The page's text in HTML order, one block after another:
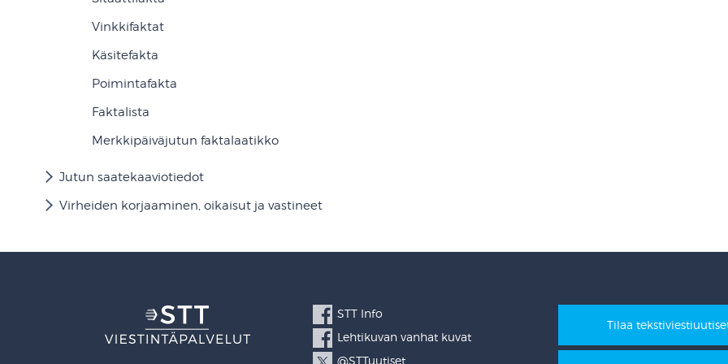
Vinkkifaktat
Käsitefakta
Poimintafakta
Faktalista
Merkkipäiväjutun faktalaatikko
Jutun saatekaaviotiedot
Virheiden korjaaminen, oikaisut ja vastineet
Tilaa
STT Info
Lehtikuvan vanhat kuvat
@STTuutiset